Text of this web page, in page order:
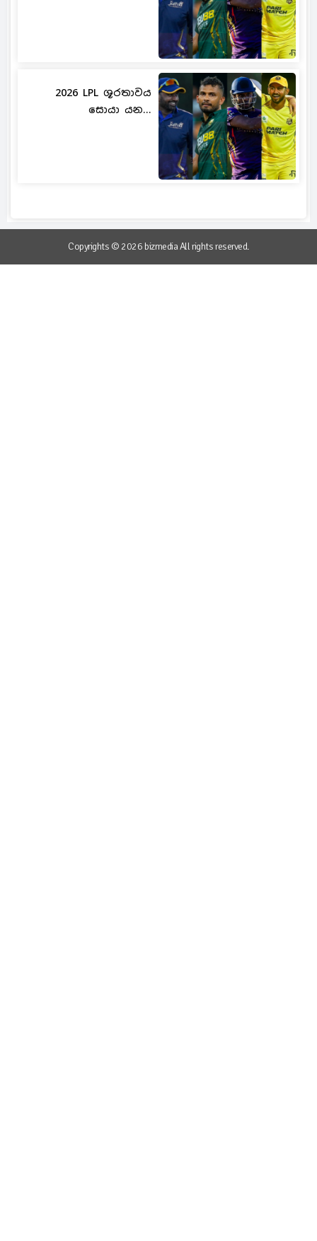
2026 LPL ශූරතාවය
සොයා යන...
Copyrights © 2026 bizmedia All rights reserved.